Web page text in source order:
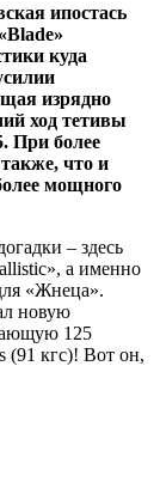
ипостась
куда
изрядно
ход тетивы
При более
что и
мощного
– здесь
а именно
«Жнеца».
новую
125
(91 кгс)! Вот он,